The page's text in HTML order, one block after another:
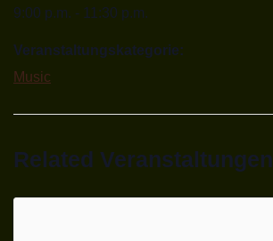
9:00 p.m. - 11:30 p.m.
Veranstaltungskategorie:
Music
Related Veranstaltungen